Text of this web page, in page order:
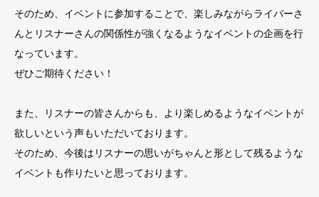
そのため、イベントに参加することで、楽しみながらライバーさ
んとリスナーさんの関係性が強くなるようなイベントの企画を行
なっています。
ぜひご期待ください！
また、リスナーの皆さんからも、より楽しめるようなイベントが
欲しいという声もいただいております。
そのため、今後はリスナーの思いがちゃんと形として残るような
イベントも作りたいと思っております。